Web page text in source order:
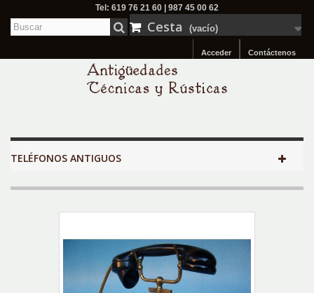
Tel: 619 76 21 60 | 987 45 00 62
Cesta (vacío)
Contáctenos
Acceder
TELÉFONOS ANTIGUOS